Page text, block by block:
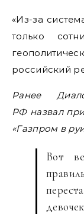
«Из-за
только
российский
Ранее
РФ назвал
«Газпром в
Вот